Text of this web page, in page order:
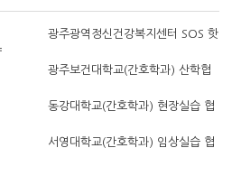
광주광역정신건강복지센터 SOS 핫
광주보건대학교(간호학과) 산학협
동강대학교(간호학과) 현장실습 협
서영대학교(간호학과) 임상실습 협